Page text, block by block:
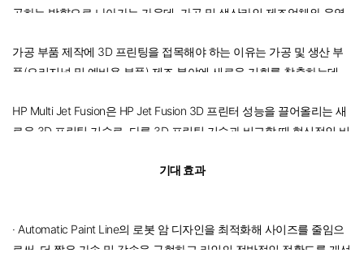
공하는 방향으로 나아가는 가운데, 가공 및 생산라인 제조업체와 운영
있다.
가공 부품 제작에 3D 프린팅을 접목해야 하는 이유는 가공 및 생산 부
품(오리지널 및 예비용 부품) 제조 분야에 새로운 기회를 창출하는데
HP Multi Jet Fusion은 HP Jet Fusion 3D 프린터 성능을 끌어올리는 새
로운 3D 프린팅 기술로, 다른 3D 프린팅 기술과 비교할 때 혁신적인 비
기대 효과
· Automatic Paint Line의 로봇 암 디자인을 최적화해 사이즈를 줄임으
로써, 더 짧은 가속 및 감속을 구현하고 라인의 전반적인 정확도를 개선